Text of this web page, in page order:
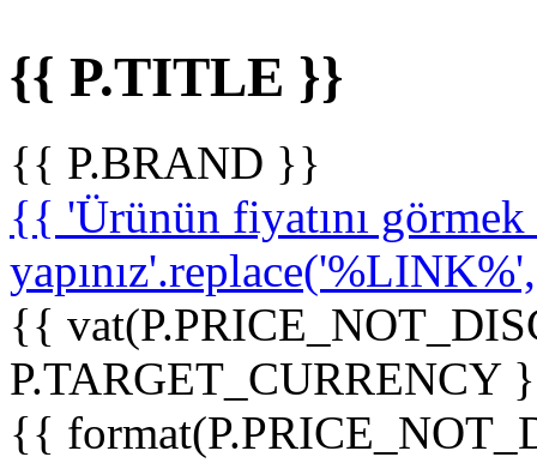
{{ P.TITLE }}
{{ P.BRAND }}
{{ 'Ürünün fiyatını
{{
P.TARGET_CURRENCY
{{